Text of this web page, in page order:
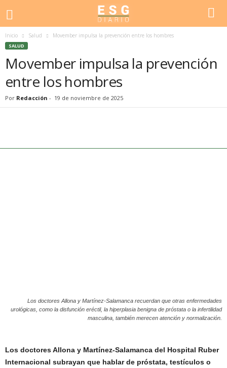
Inicio Salud Movember impulsa la prevención entre los hombres
SALUD
Movember impulsa la prevención
entre los hombres
Por Redacción - 19 de noviembre de 2025
Los doctores Allona y Martínez-Salamanca recuerdan que otras enfermedades
urológicas, como la disfunción eréctil, la hiperplasia benigna de próstata o la infertilidad
masculina, también merecen atención y normalización.
Los doctores Allona y Martínez-Salamanca del Hospital Ruber
Internacional subrayan que hablar de próstata, testículos o